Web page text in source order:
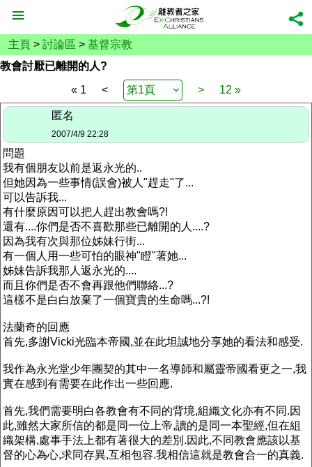
主頁 > 討論區 > 基督宗教
教會討厭已離開的人?
« 1
< > 12 »
匿名
2007/4/9 22:28
問題
我有個朋友以前是返永光的..
但她因為一些事情(誤會)被人"趕走"了...
可以告訴我...
有什麼原因可以把人趕出教會嗎?!
還有....你們是否不喜歡那些已離開的人....?
因為我有次與那位姊妹行街...
有一個人用一些可怕的眼神"瞪"著她...
姊妹告訴我那人返永光的....
而且你們是否不會再跟他們聯絡...?
這樣不是白白放棄了一個寶貴的生命嗎...?!
法蘭奇的回應
首先,多謝Vicki光臨本帝國,並在此坦誠地分享她的看法和感受.
我作為永光堂少年團契的其中一名導師和屬靈帝國看更之一,我
實在感到有需要在此作出一些回應.
首先,我們需要明白各教會有不同的背境,組織文化亦有不同.因
此,雖然大家所信的都是同一位上帝,讀的是同一本聖經,但在組
織架構,處事手法上都有著很大的差別.因此,不同教會應該以基
督的心為心,求同存異,互相包容.我相信這就是教會合一的真義.